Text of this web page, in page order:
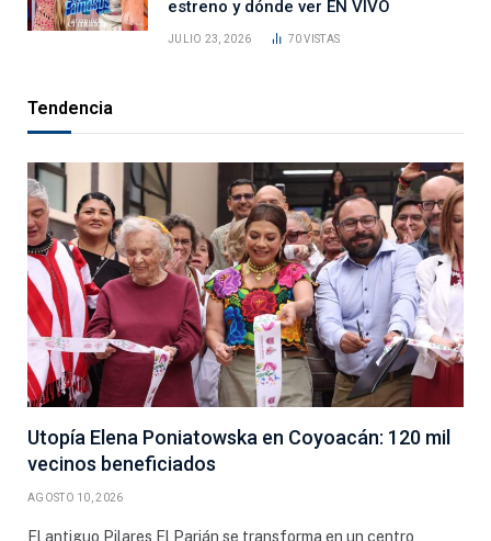
estreno y dónde ver EN VIVO
JULIO 23, 2026 70VISTAS
Tendencia
Utopía Elena Poniatowska en Coyoacán: 120 mil
vecinos beneficiados
AGOSTO 10, 2026
El antiguo Pilares El Parián se transforma en un centro